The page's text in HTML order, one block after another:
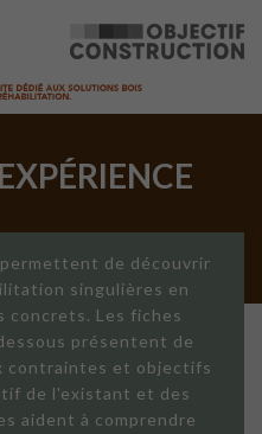
de découvrir
singulières en
concrets. Les fiches
présentent de
contraintes et objectifs
de l'existant et des
aident à comprendre